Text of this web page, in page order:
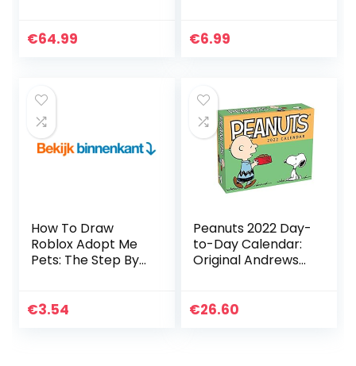
der [Kalendar]
€64.99 €6.99
How To Draw
Roblox Adopt Me
Pets: The Step By
Roblox Adopt Me
€3.54
Peanuts 2022 Day-
to-Day Calendar:
Original Andrews
der [Kalendar]
€26.60